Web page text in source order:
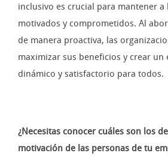
inclusivo es crucial para mantener a
motivados y comprometidos. Al
de manera proactiva, las
maximizar sus beneficios y crear
dinámico y satisfactorio para todos.
¿Necesitas conocer cuáles son los
motivación de las personas de tu